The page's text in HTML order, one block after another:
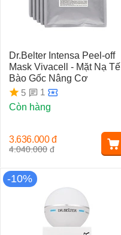
Dr.Belter Intensa Peel-off
Mask Vivacell - Mặt Nạ Tế
Bào Gốc Nâng Cơ
5
1
Còn hàng
4.040.000 đ
3.636.000 đ
-10%